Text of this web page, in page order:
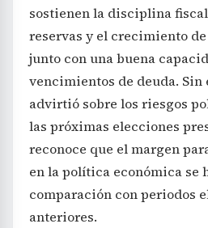
sostienen la disciplina
reservas y el crecimiento
junto con una buena
vencimientos de deuda. Sin
advirtió sobre los riesgos
las próximas elecciones
reconoce que el margen
en la política económica se
comparación con periodos
anteriores.